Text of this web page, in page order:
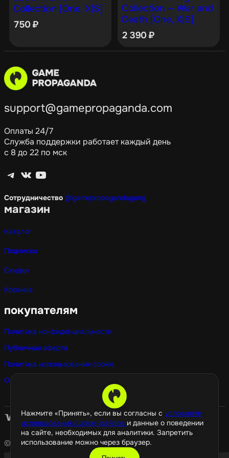
Нажмите «Принять», если вы согласны с условиями
использования cookie-файлов и данные о поведении
на сайте, необходимых для аналитики. Запретить
использование можно через браузер.
Collection [One, X|S]
750₽
Collection — War and
Death [One, X|S]
2 390₽
support@gamepropaganda.com
Оплаты 24/7
Служба поддержки работает каждый день
с 8 до 22 по мск
Telegram ВКонтакте YouTube
Сотрудничество @gamepropagandagang
магазин
Каталог
Подписки
Скидки
Корзина
покупателям
Политика конфиденциальности
Публичная оферта
Политика использования cookie
Оптовые покупки
© 2026 GamePropaganda